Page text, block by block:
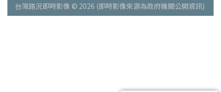
台灣路況即時影像 © 2026 (即時影像來源為政府機關公開資訊)